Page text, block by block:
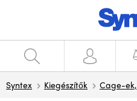
Syntex Kiegészítők Cage-